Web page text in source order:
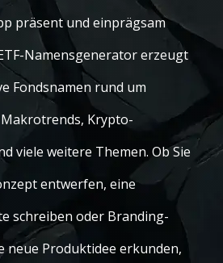
präsent und einprägsam
Namensgenerator erzeugt
Fondsnamen rund um
Makrotrends, Krypto-
viele weitere Themen. Ob Sie
entwerfen, eine
schreiben oder Branding-
neue Produktidee erkunden,